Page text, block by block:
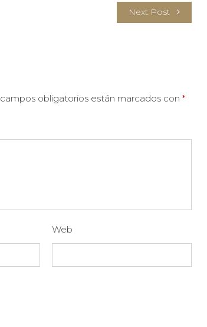
Next Post
obligatorios están marcados con *
Web